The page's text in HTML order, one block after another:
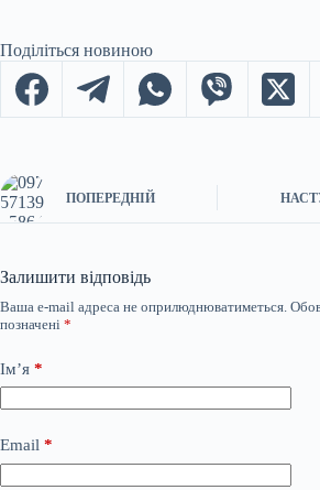
Поділіться новиною
ПОПЕРЕДНІЙ
Залишити відповідь
Ваша e-mail адреса не оприлюднюватиметься.
позначені *
Ім’я *
Email *